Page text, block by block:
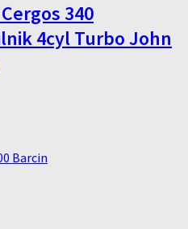
340
4cyl Turbo John
Barcin